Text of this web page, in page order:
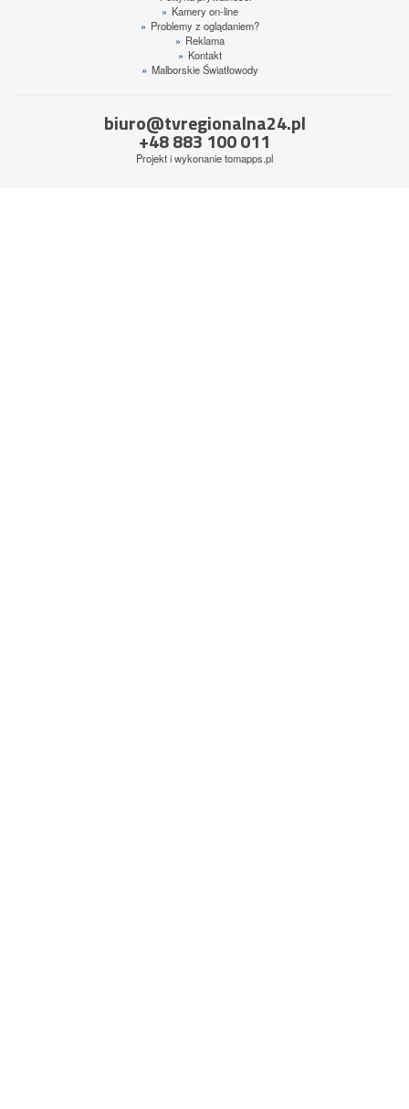
» Kamery on-line
» Problemy z oglądaniem?
» Reklama
» Kontakt
» Malborskie Światłowody
biuro@tvregionalna24.pl
+48 883 100 011
Projekt i wykonanietomapps.pl